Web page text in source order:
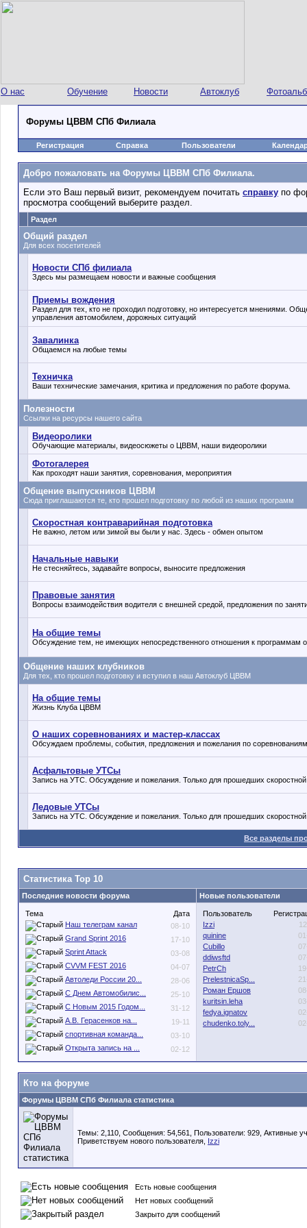
О нас Обучение Новости Автоклуб
Форумы ЦВВМ СПб Филиала
Регистрация Справка Пользователи
Добро пожаловать на Форумы ЦВВМ СПб Филиала.
Если это Ваш первый визит, рекомендуем почитать справку по
просмотра сообщений выберите раздел.
Раздел
Общий раздел
Для всех посетителей
Новости СПб филиала
Здесь мы размещаем новости и важные сообщения
Приемы вождения
Раздел для тех, кто не проходил подготовку, но интересуется мнениями.
управления автомобилем, дорожных ситуаций
Завалинка
Общаемся на любые темы
Техничка
Ваши технические замечания, критика и предложения по работе форума.
Полезности
Ссылки на ресурсы нашего сайта
Видеоролики
Обучающие материалы, видеосюжеты о ЦВВМ, наши видеоролики
Фотогалерея
Как проходят наши занятия, соревнования, мероприятия
Общение выпускников ЦВВМ
Сюда приглашаются те, кто прошел подготовку по любой из наших программ
Скоростная контраварийная подготовка
Не важно, летом или зимой вы были у нас. Здесь - обмен опытом
Начальные навыки
Не стесняйтесь, задавайте вопросы, выносите предложения
Правовые занятия
Вопросы взаимодействия водителя с внешней средой, предложения по
На общие темы
Обсуждение тем, не имеющих непосредственного отношения к программам
Общение наших клубников
Для тех, кто прошел подготовку и вступил в наш Автоклуб ЦВВМ
На общие темы
Жизнь Клуба ЦВВМ
О наших соревнованиях и мастер-классах
Обсуждаем проблемы, события, предложения и пожелания по
Асфальтовые УТСы
Запись на УТС. Обсуждение и пожелания. Только для прошедших
Ледовые УТСы
Запись на УТС. Обсуждение и пожелания. Только для прошедших
Все разделы
Статистика Top 10
Последние новости форума Новые пользователи
Тема
Дата
Наш телеграм канал
08-10
Grand Sprint 2016
17-10
Sprint Attack
03-08
CVVM FEST 2016
04-07
Автоледи России 20...
28-06
С Днем Автомобилис...
25-10
С Новым 2015 Годом...
31-12
А.В. Герасенков на...
19-11
спортивная команда...
03-10
Открыта запись на ...
02-12
Пользователь
Izzi
quinine
Cubillo
ddiwsftd
PetrCh
PrelestnicaSp...
Роман Ершов
kuritsin.leha
fedya.ignatov
chudenko.toly...
Кто на форуме
Форумы ЦВВМ СПб Филиала статистика
Темы: 2,110, Сообщения: 54,561, Пользователи: 929, Активные
Приветствуем нового пользователя, Izzi
Есть новые сообщения
Нет новых сообщений
Закрыто для сообщений